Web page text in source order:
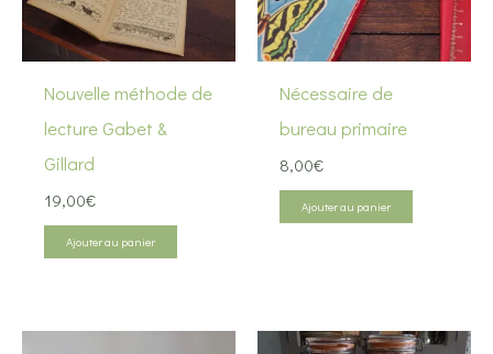
Nouvelle méthode de
lecture Gabet &
Gillard
19,00€
Ajouter au panier
Nécessaire de
bureau primaire
8,00€
Ajouter au panier